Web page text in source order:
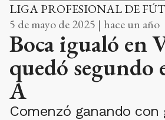
LIGA PROFESIONAL DE
5 de mayo de 2025 | hace un año
Boca igualó en
quedó segundo
A
Comenzó ganando con